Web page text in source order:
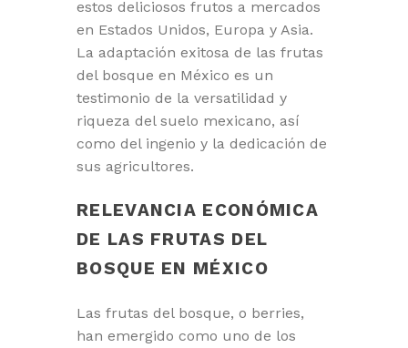
estos deliciosos frutos a mercados
en Estados Unidos, Europa y Asia.
La adaptación exitosa de las frutas
del bosque en México es un
testimonio de la versatilidad y
riqueza del suelo mexicano, así
como del ingenio y la dedicación de
sus agricultores.
RELEVANCIA ECONÓMICA
DE LAS FRUTAS DEL
BOSQUE EN MÉXICO
Las frutas del bosque, o berries,
han emergido como uno de los